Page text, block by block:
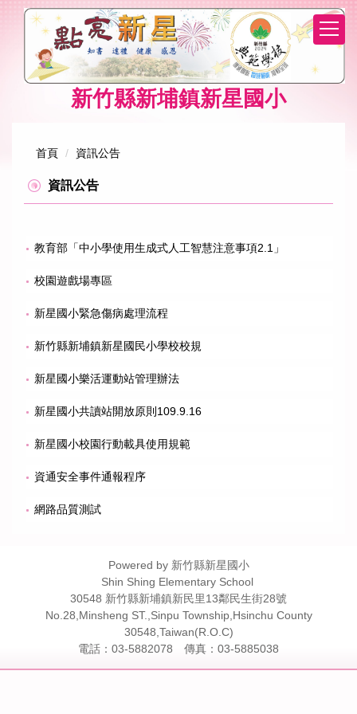
新竹縣新埔鎮新星國小
首頁 資訊公告
資訊公告
教育部「中小學使用生成式人工智慧注意事項2.1」
校園遊戲場專區
新星國小緊急傷病處理流程
新竹縣新埔鎮新星國民小學校校規
新星國小樂活運動站管理辦法
新星國小共讀站開放原則109.9.16
新星國小校園行動載具使用規範
資通安全事件通報程序
網路品質測試
Powered by 新竹縣新星國小
Shin Shing Elementary School
30548 新竹縣新埔鎮新民里13鄰民生街28號
No.28,Minsheng ST.,Sinpu Township,Hsinchu County
30548,Taiwan(R.O.C)
電話：03-5882078 傳真：03-5885038